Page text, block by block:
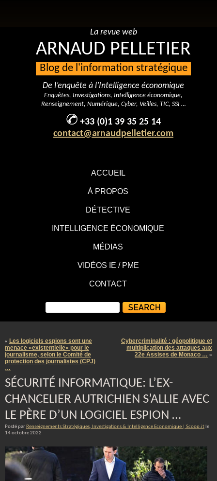
ACCUEIL
À PROPOS
DÉTECTIVE
INTELLIGENCE ÉCONOMIQUE
MÉDIAS
VIDÉOS IE / PME
CONTACT
La revue web
ARNAUD PELLETIER
Blog de l'information stratégique
De l’enquête à l’Intelligence économique
Enquêtes, Investigations, Intelligence économique,
Renseignement, Numérique, Cyber, Veilles, TIC, SSI …
+33 (0)1 39 35 25 14
contact@arnaudpelletier.com
« Les logiciels espions sont une
menace «existentielle» pour le
journalisme, selon le Comité de
protection des journalistes (CPJ)
…
Cybercriminalité : géopolitique et
multiplication des attaques aux
22e Assises de Monaco … »
SÉCURITÉ INFORMATIQUE: L’EX-
CHANCELIER AUTRICHIEN S’ALLIE AVEC
LE PÈRE D’UN LOGICIEL ESPION …
Posté par Renseignements Stratégiques, Investigations & Intelligence Economique | Scoop.it le
14 octobre 2022